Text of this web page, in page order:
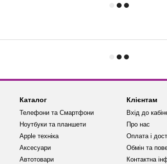
Каталог
Телефони та Смартфони
Ноутбуки та планшети
Apple техніка
Аксесуари
Автотовари
Клієнтам
Вхід до
Про нас
Оплата і
Обмін та
Контактна